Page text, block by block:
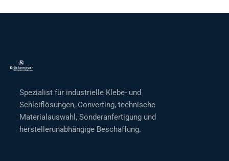
Spezialist für industrielle Klebe- und
Schleiflösungen, Converting, technische
Materialauswahl, Sonderanfertigung und
herstellerunabhängige Beschaffung.